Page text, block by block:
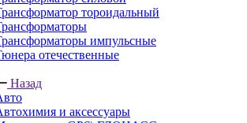
тороидальный
импульсные
отечественные
Назад
и аксессуары